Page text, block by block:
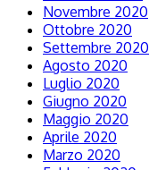
Novembre 2020
Ottobre 2020
Settembre 2020
Agosto 2020
Luglio 2020
Giugno 2020
Maggio 2020
Aprile 2020
Marzo 2020